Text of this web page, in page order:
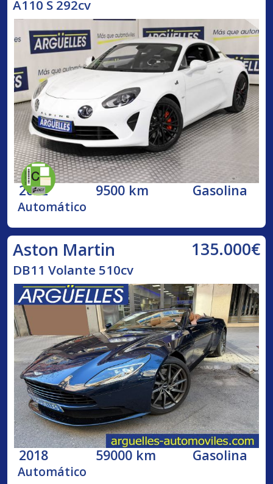
A110 S 292cv
2022 9500 km Gasolina
Automático
Aston Martin 135.000€
DB11 Volante 510cv
2018 59000 km Gasolina
Automático